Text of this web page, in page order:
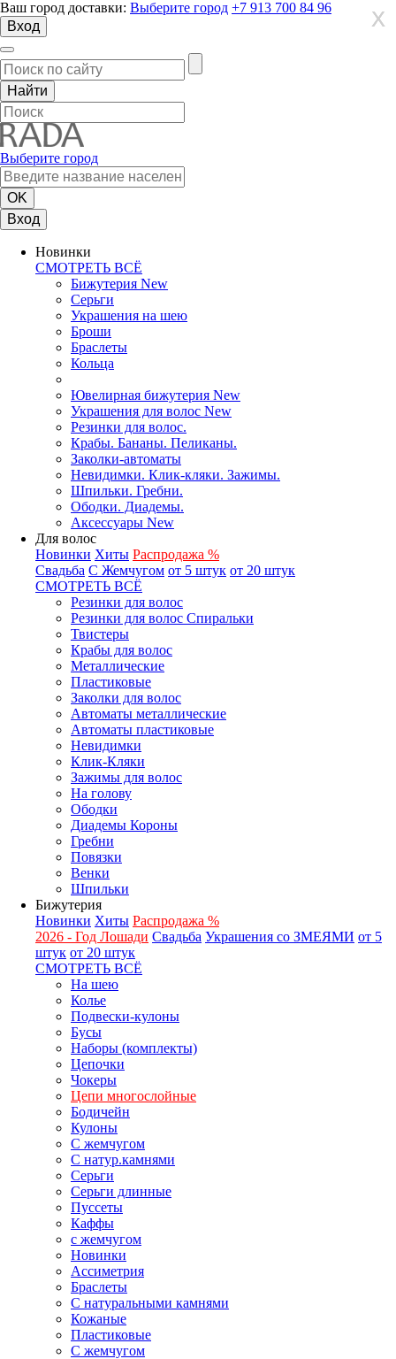
Ваш город доставки: Выберите город +7 913 700 84 96
Вход
Выберите город
Вход
Новинки
СМОТРЕТЬ ВСЁ
Бижутерия New
Серьги
Украшения на шею
Броши
Браслеты
Кольца
Ювелирная бижутерия New
Украшения для волос New
Резинки для волос.
Крабы. Бананы. Пеликаны.
Заколки-автоматы
Невидимки. Клик-кляки. Зажимы.
Шпильки. Гребни.
Ободки. Диадемы.
Аксессуары New
Для волос
Новинки Хиты Распродажа %
Свадьба С Жемчугом от 5 штук от 20 штук
СМОТРЕТЬ ВСЁ
Резинки для волос
Резинки для волос Спиральки
Твистеры
Крабы для волос
Металлические
Пластиковые
Заколки для волос
Автоматы металлические
Автоматы пластиковые
Невидимки
Клик-Кляки
Зажимы для волос
На голову
Ободки
Диадемы Короны
Гребни
Повязки
Венки
Шпильки
Бижутерия
Новинки Хиты Распродажа %
2026 - Год Лошади Свадьба Украшения со ЗМЕЯМИ от 5
штук от 20 штук
СМОТРЕТЬ ВСЁ
На шею
Колье
Подвески-кулоны
Бусы
Наборы (комплекты)
Цепочки
Чокеры
Цепи многослойные
Бодичейн
Кулоны
С жемчугом
С натур.камнями
Серьги
Серьги длинные
Пуссеты
Каффы
с жемчугом
Новинки
Ассиметрия
Браслеты
С натуральными камнями
Кожаные
Пластиковые
С жемчугом
X
X
X